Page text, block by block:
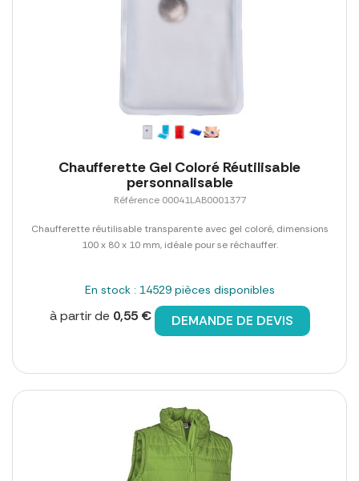
Chaufferette Gel Coloré Réutilisable
personnalisable
Référence 00041LAB0001377
Chaufferette réutilisable transparente avec gel coloré, dimensions
100 x 80 x 10 mm, idéale pour se réchauffer.
En stock : 14529 pièces disponibles
à partir de 0,55 € DEMANDE DE DEVIS